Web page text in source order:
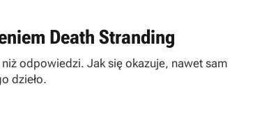
Death Stranding
odpowiedzi. Jak się okazuje, nawet sam
dzieło.